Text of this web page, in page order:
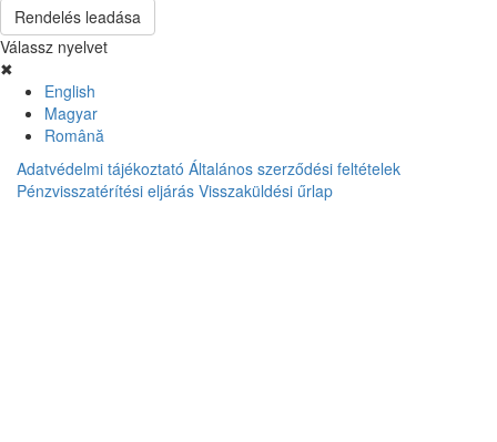
Rendelés leadása
Válassz nyelvet
✖
English
Magyar
Română
Adatvédelmi tájékoztató Általános szerződési feltételek
Pénzvisszatérítési eljárás Visszaküldési űrlap